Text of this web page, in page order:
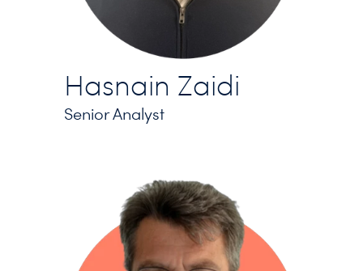
Hasnain Zaidi
Senior Analyst